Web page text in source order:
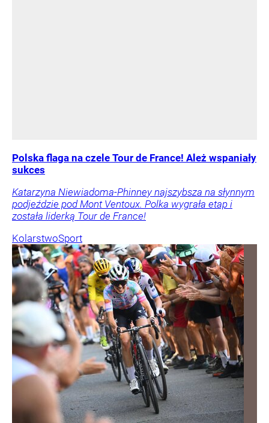
Polska flaga na czele Tour de France! Ależ wspaniały
sukces
Katarzyna Niewiadoma-Phinney najszybsza na słynnym
podjeździe pod Mont Ventoux. Polka wygrała etap i
została liderką Tour de France!
KolarstwoSport